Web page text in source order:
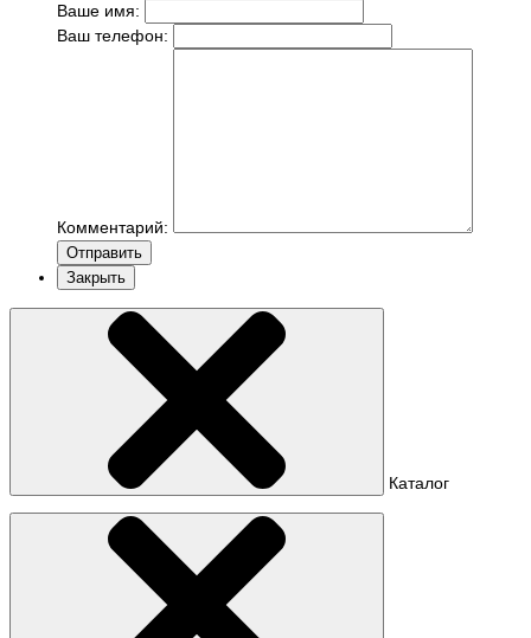
Ваше имя:
Ваш телефон:
Комментарий:
Отправить
Закрыть
Каталог